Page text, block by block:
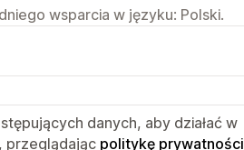
wsparcia w języku: Polski.
danych, aby działać w
przeglądając politykę prywatności